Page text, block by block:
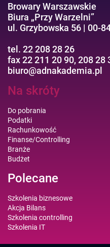
Browary Warszawskie
Biura „Przy Warzelni”
ul. Grzybowska 56 | 00-
tel. 22 208 28 26
fax 22 211 20 90, 208 28
biuro@adnakademia.pl
Na skróty
Do pobrania
Podatki
Rachunkowość
Finanse/Controlling
Branże
Budżet
Polecane
Szkolenia biznesowe
Akcja Bilans
Szkolenia controlling
Szkolenia IT